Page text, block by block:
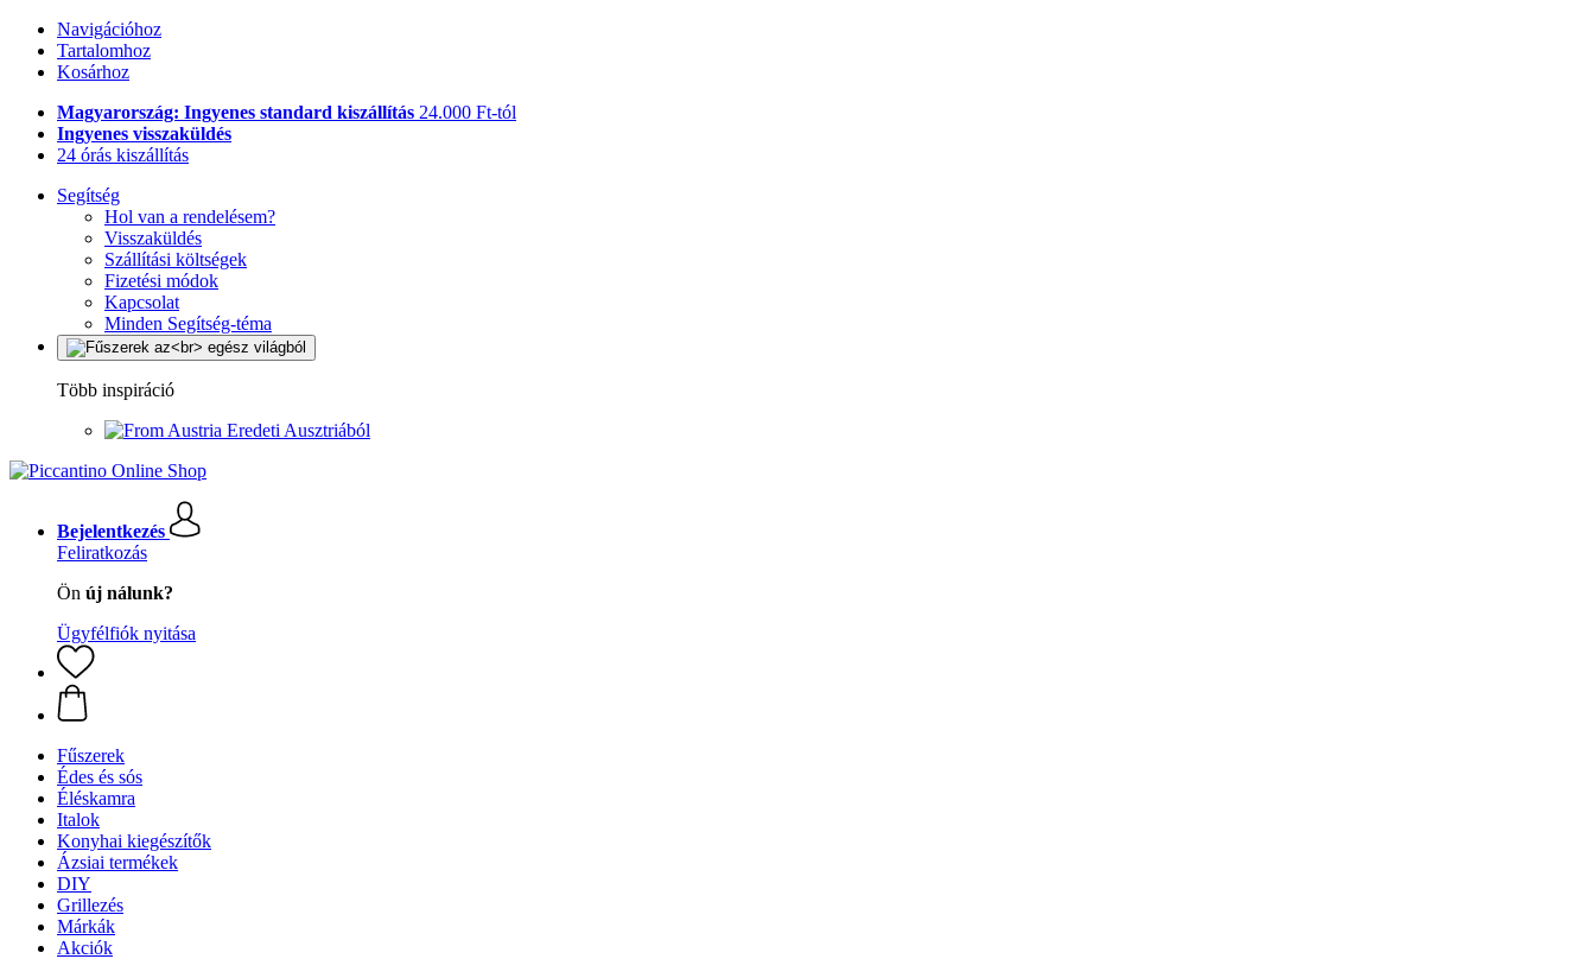
Navigációhoz
Tartalomhoz
Kosárhoz
Magyarország: Ingyenes standard kiszállítás 24.000 Ft-tól
Ingyenes visszaküldés
24 órás kiszállítás
Segítség
Hol van a rendelésem?
Visszaküldés
Szállítási költségek
Fizetési módok
Kapcsolat
Minden Segítség-téma
Több inspiráció
Eredeti Ausztriából
Bejelentkezés
Feliratkozás
Ön új nálunk?
Ügyfélfiók nyitása
Fűszerek
Édes és sós
Éléskamra
Italok
Konyhai kiegészítők
Ázsiai termékek
DIY
Grillezés
Márkák
Akciók